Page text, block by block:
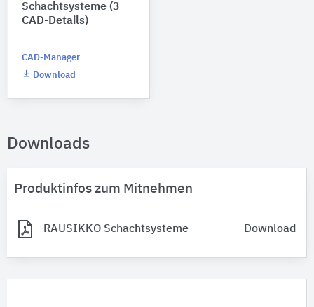
Schachtsysteme (3
CAD-Details)
CAD-Manager
Download
Downloads
Produktinfos zum Mitnehmen
RAUSIKKO Schachtsysteme Download